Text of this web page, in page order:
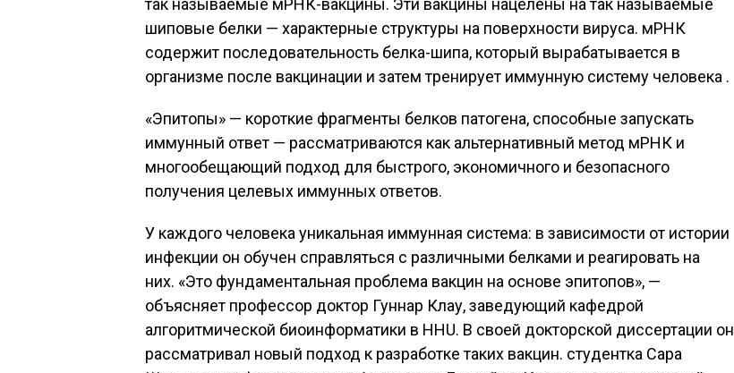
так называемые мРНК-вакцины. Эти вакцины нацелены на так называемые
шиповые белки — характерные структуры на поверхности вируса. мРНК
содержит последовательность белка-шипа, который вырабатывается в
организме после вакцинации и затем тренирует иммунную систему человека .
«Эпитопы» — короткие фрагменты белков патогена, способные запускать
иммунный ответ — рассматриваются как альтернативный метод мРНК и
многообещающий подход для быстрого, экономичного и безопасного
получения целевых иммунных ответов.
У каждого человека уникальная иммунная система: в зависимости от истории
инфекции он обучен справляться с различными белками и реагировать на
них. «Это фундаментальная проблема вакцин на основе эпитопов», —
объясняет профессор доктор Гуннар Клау, заведующий кафедрой
алгоритмической биоинформатики в HHU. В своей докторской диссертации он
рассматривал новый подход к разработке таких вакцин. студентка Сара